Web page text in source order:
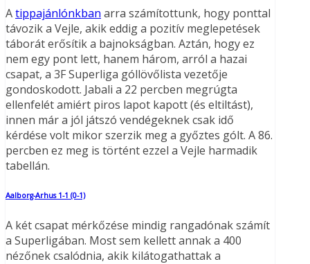
Atippajánlónkban arra számítottunk, hogy ponttal
távozik a Vejle, akik eddig a pozitív meglepetések
táborát erősítik a bajnokságban. Aztán, hogy ez
nem egy pont lett, hanem három, arról a hazai
csapat, a 3F Superliga góllövőlista vezetője
gondoskodott. Jabali a 22 percben megrúgta
ellenfelét amiért piros lapot kapott (és eltiltást),
innen már a jól játszó vendégeknek csak idő
kérdése volt mikor szerzik meg a győztes gólt. A 86.
percben ez meg is történt ezzel a Vejle harmadik
tabellán.
Aalborg-Arhus 1-1 (0-1)
A két csapat mérkőzése mindig rangadónak számít
a Superligában. Most sem kellett annak a 400
nézőnek csalódnia, akik kilátogathattak a